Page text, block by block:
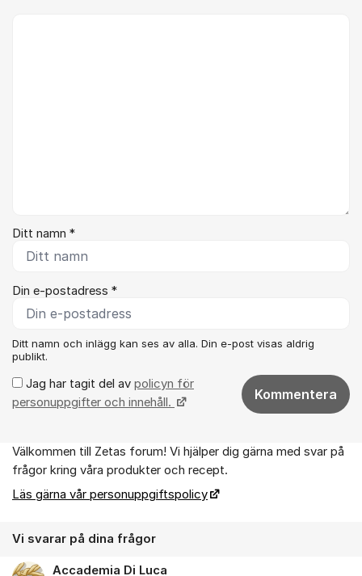
Ditt namn *
Din e-postadress *
Ditt namn och inlägg kan ses av alla. Din e-post visas aldrig
publikt.
Jag har tagit del av policyn för
personuppgifter och innehåll.
Kommentera
Om forumet
Välkommen till Zetas forum! Vi hjälper dig gärna med svar på
frågor kring våra produkter och recept.
Läs gärna vår personuppgiftspolicy
Vi svarar på dina frågor
Accademia Di Luca